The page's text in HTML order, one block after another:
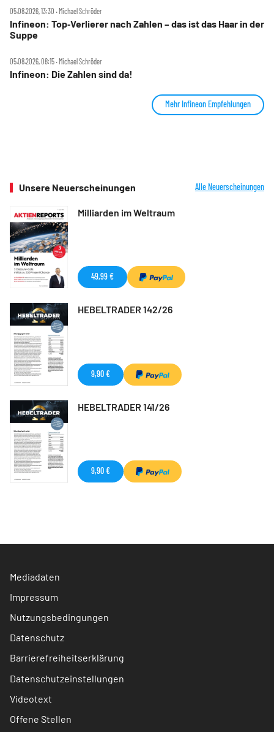
05.08.2026, 13:30 ‧ Michael Schröder
Infineon: Top‑Verlierer nach Zahlen – das ist das Haar in der
Suppe
05.08.2026, 08:15 ‧ Michael Schröder
Infineon: Die Zahlen sind da!
Mehr Infineon Empfehlungen
Unsere Neuerscheinungen Alle Neuerscheinungen
Milliarden im Weltraum
49,99 €
HEBELTRADER 142/26
9,90 €
HEBELTRADER 141/26
9,90 €
Mediadaten
Impressum
Nutzungsbedingungen
Datenschutz
Barrierefreiheitserklärung
Datenschutzeinstellungen
Videotext
Offene Stellen